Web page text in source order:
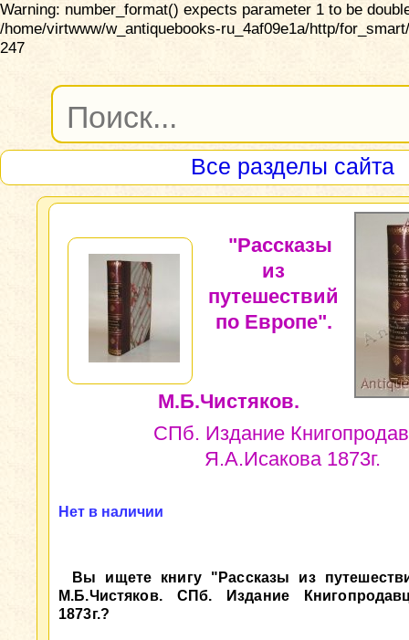
Warning: number_format() expects parameter 1 to be
/home/virtwww/w_antiquebooks-ru_4af09e1a/http/
247
Все разделы сайта
"Рассказы
из
путешествий
по Европе".
М.Б.Чистяков.
СПб. Издание
Я.А.Исакова 1873г.
Нет в наличии
Вы ищете книгу "Рассказы из
М.Б.Чистяков. СПб. Издание
1873г.?